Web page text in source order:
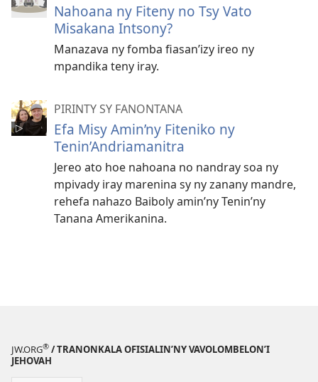
Nahoana ny Fiteny no Tsy Vato
Misakana Intsony?
Manazava ny fomba fiasan’izy ireo ny
mpandika teny iray.
PIRINTY SY FANONTANA
Efa Misy Amin’ny Fiteniko ny
Tenin’Andriamanitra
Jereo ato hoe nahoana no nandray soa ny
mpivady iray marenina sy ny zanany mandre,
rehefa nahazo Baiboly amin’ny Tenin’ny
Tanana Amerikanina.
JW.ORG® / TRANONKALA OFISIALIN’NY VAVOLOMBELON’I
JEHOVAH